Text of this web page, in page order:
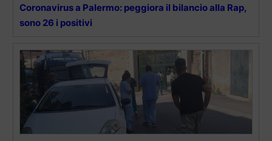
Coronavirus a Palermo: peggiora il bilancio alla Rap,
sono 26 i positivi